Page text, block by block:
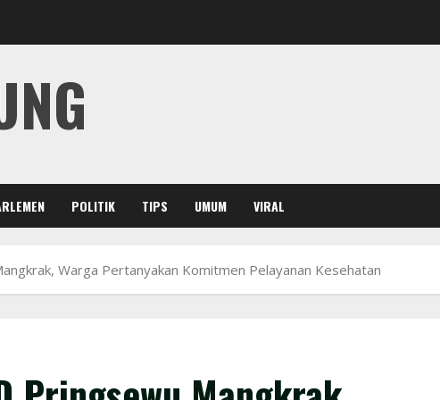
POLITIK TIPS UMUM VIRAL
Warga Pertanyakan Komitmen Pelayanan Kesehatan